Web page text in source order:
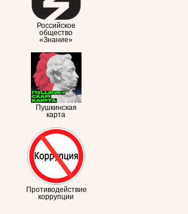
Российское
общество
«Знание»
Пушкинская
карта
Противодействие
коррупции